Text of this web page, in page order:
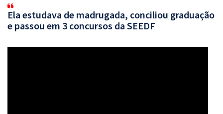
Ela estudava de madrugada, conciliou graduação
e passou em 3 concursos da SEEDF